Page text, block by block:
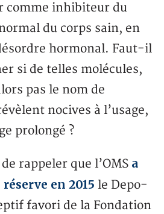
comme inhibiteur du
du corps sain, en
hormonal. Faut-il
si de telles molécules,
pas le nom de
nocives à l’usage,
prolongé ?
rappeler que l’OMS a
en 2015 le Depo-
favori de la Fondation